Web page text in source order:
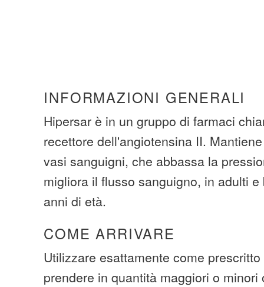
INFORMAZIONI GENERALI
Hipersar è in un gruppo di farmaci
recettore dell'angiotensina II.
vasi sanguigni, che abbassa la
migliora il flusso sanguigno, in adulti
anni di età.
COME ARRIVARE
Utilizzare esattamente come
prendere in quantità maggiori o minori